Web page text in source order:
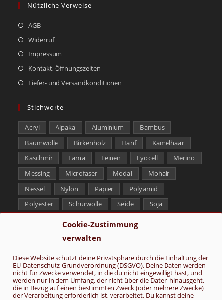
Cookie-Zustimmung
verwalten
Diese Website schützt deine Privatsphäre durch die Einhaltung der
EU-Datenschutz-Grundverordnung (DSGVO). Deine Daten werden
nicht für Zwecke verwendet, in die du nicht eingewilligt hast, und
werden nur in dem Umfang, der nicht über die Daten hinausgeht,
die in Bezug auf einen bestimmten Zweck (oder mehrere Zwecke)
der Verarbeitung erforderlich ist, verarbeitet. Du kannst deine
Nützliche Verweise
AGB
Widerruf
Impressum
Kontakt, Öffnungszeiten
Liefer- und Versandkonditionen
Stichworte
Acryl Alpaka Aluminium
Bambus
Baumwolle
Birkenholz Hanf
Kamelhaar
Kaschmir
Lama Leinen Lyocell
Merino
Messing
Microfaser Modal
Mohair
Nessel
Nylon Papier
Polyamid
Polyester
Schurwolle Seide
Soja
Tencel
Yak
Folge uns